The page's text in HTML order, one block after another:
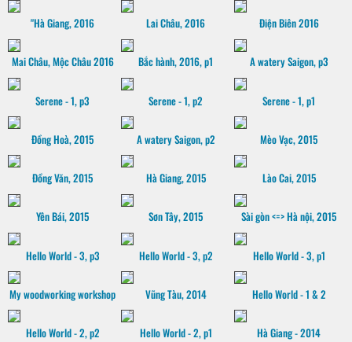
"Hà Giang, 2016 Lai Châu, 2016 Điện Biên 2016
Mai Châu, Mộc Châu 2016 Bắc hành, 2016, p1 A watery Saigon, p3
Serene - 1, p3 Serene - 1, p2 Serene - 1, p1
Đồng Hoà, 2015 A watery Saigon, p2 Mèo Vạc, 2015
Đồng Văn, 2015 Hà Giang, 2015 Lào Cai, 2015
Yên Bái, 2015 Sơn Tây, 2015 Sài gòn <=> Hà nội, 2015
Hello World - 3, p3 Hello World - 3, p2 Hello World - 3, p1
My woodworking workshop Vũng Tàu, 2014 Hello World - 1 & 2
Hello World - 2, p2 Hello World - 2, p1 Hà Giang - 2014